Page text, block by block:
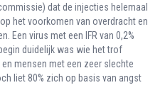
dat de injecties helemaal
het voorkomen van overdracht en
Een virus met een IFR van 0,2%
duidelijk was wie het trof
mensen met een zeer slechte
liet 80% zich op basis van angst